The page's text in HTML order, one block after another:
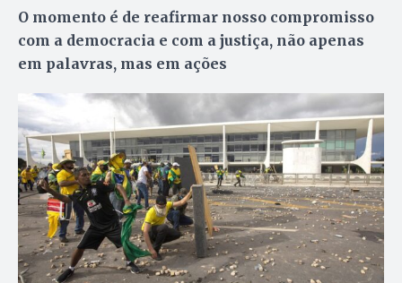
O momento é de reafirmar nosso compromisso
com a democracia e com a justiça, não apenas
em palavras, mas em ações